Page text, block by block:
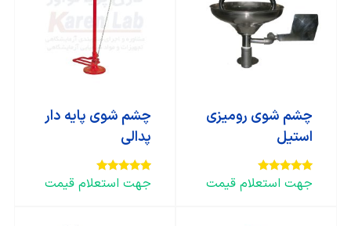
چشم شوی رومیزی
استیل
امتیاز
5.00
جهت استعلام قیمت
چشم شوی پایه دار
پدالی
امتیاز
5.00
جهت استعلام قیمت